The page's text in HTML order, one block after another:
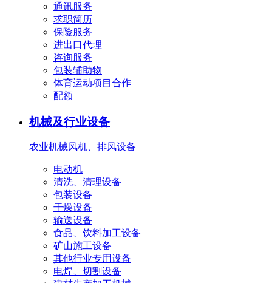
通讯服务
求职简历
保险服务
进出口代理
咨询服务
包装辅助物
体育运动项目合作
配额
机械及行业设备
农业机械风机、排风设备
电动机
清洗、清理设备
包装设备
干燥设备
输送设备
食品、饮料加工设备
矿山施工设备
其他行业专用设备
电焊、切割设备